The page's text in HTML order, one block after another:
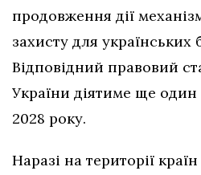
продовження дії
захисту для українських
Відповідний правовий
України діятиме ще
2028 року.
Наразі на території